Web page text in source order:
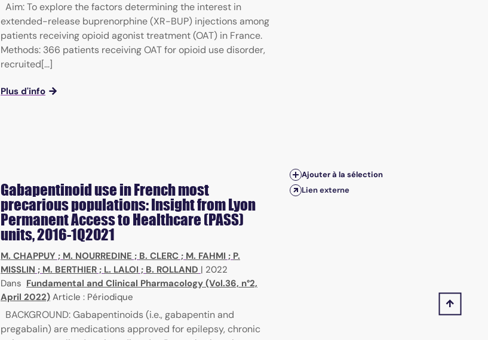
Aim: To explore the factors determining the interest in
extended-release buprenorphine (XR-BUP) injections among
patients receiving opioid agonist treatment (OAT) in France.
Methods: 366 patients receiving OAT for opioid use disorder,
recruited[...]
Plus d'info
Gabapentinoid use in French most
precarious populations: Insight from Lyon
Permanent Access to Healthcare (PASS)
units, 2016-1Q2021
M. CHAPPUY ; M. NOURREDINE ; B. CLERC ; M. FAHMI ; P.
MISSLIN ; M. BERTHIER ; L. LALOI ; B. ROLLAND | 2022
Dans Fundamental and Clinical Pharmacology (Vol.36, n°2,
April 2022) Article : Périodique
BACKGROUND: Gabapentinoids (i.e., gabapentin and
pregabalin) are medications approved for epilepsy, chronic
Ajouter à la sélection
Lien externe